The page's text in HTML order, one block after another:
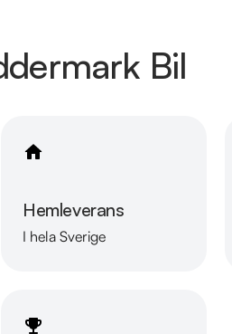
Bil
Hemleverans
I hela Sverige